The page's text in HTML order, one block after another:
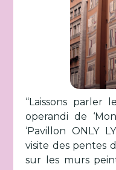
“Laissons parler
operandi de
‘Pavillon ONLY
visite des pentes
sur les murs